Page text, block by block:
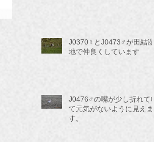
J0370♀とJ0473♂が田結湿
地で仲良くしています
J0476♂の嘴が少し折れてい
て元気がないように見えま
す。